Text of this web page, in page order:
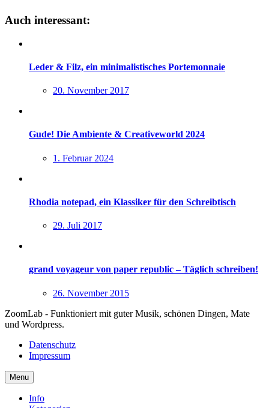
Auch interessant:
Leder & Filz, ein minimalistisches Portemonnaie
20. November 2017
Gude! Die Ambiente & Creativeworld 2024
1. Februar 2024
Rhodia notepad, ein Klassiker für den Schreibtisch
29. Juli 2017
grand voyageur von paper republic – Täglich schreiben!
26. November 2015
ZoomLab - Funktioniert mit guter Musik, schönen Dingen, Mate
und Wordpress.
Datenschutz
Impressum
Menu
Info